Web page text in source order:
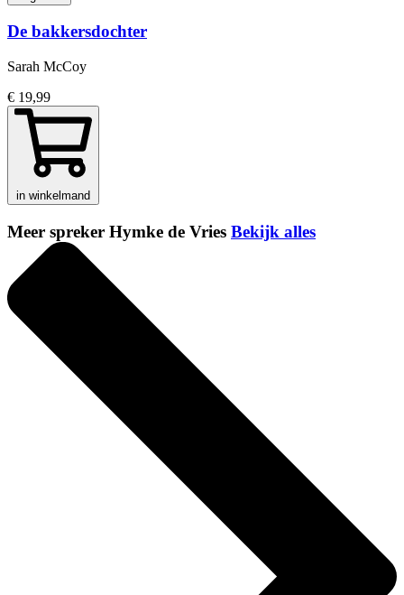
De bakkersdochter
Sarah McCoy
€ 19,99
in winkelmand
Meer spreker Hymke de Vries Bekijk alles